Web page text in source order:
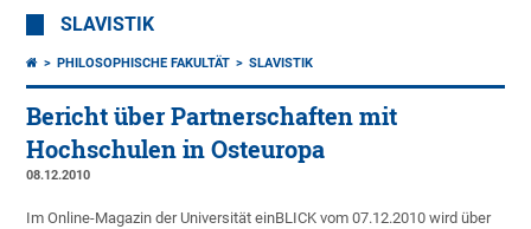
SLAVISTIK
PHILOSOPHISCHE FAKULTÄT SLAVISTIK
Bericht über Partnerschaften mit
Hochschulen in Osteuropa
08.12.2010
Im Online-Magazin der Universität einBLICK vom 07.12.2010 wird über